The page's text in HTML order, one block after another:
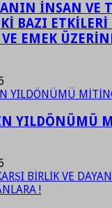
İNSAN VE
BAZI ETKİLERİ
EMEK
YILDÖNÜMÜ